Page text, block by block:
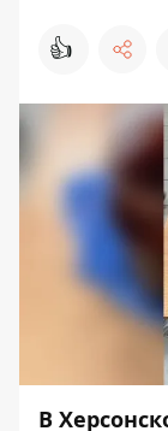
👍
В